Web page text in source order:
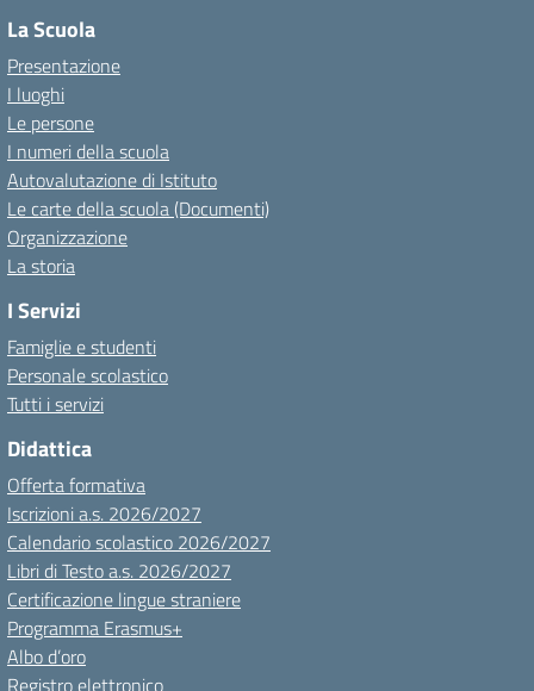
La Scuola
Presentazione
I luoghi
Le persone
I numeri della scuola
Autovalutazione di Istituto
Le carte della scuola (Documenti)
Organizzazione
La storia
I Servizi
Famiglie e studenti
Personale scolastico
Tutti i servizi
Didattica
Offerta formativa
Iscrizioni a.s. 2026/2027
Calendario scolastico 2026/2027
Libri di Testo a.s. 2026/2027
Certificazione lingue straniere
Programma Erasmus+
Albo d’oro
Registro elettronico